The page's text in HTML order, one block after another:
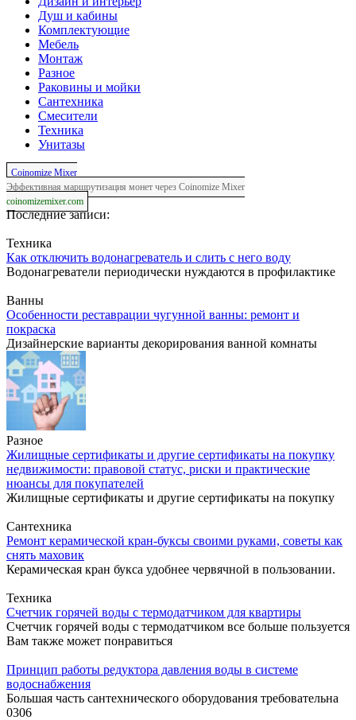
Душ и кабины
Комплектующие
Мебель
Монтаж
Разное
Раковины и мойки
Сантехника
Смесители
Техника
Унитазы
Coinomize Mixer
Эффективная маршрутизация монет через Coinomize Mixer
coinomizemixer.com
Последние записи:
Техника
Как отключить водонагреватель и слить с него воду
Водонагреватели периодически нуждаются в профилактике
Ванны
Особенности реставрации чугунной ванны: ремонт и
покраска
Дизайнерские варианты декорирования ванной комнаты
Разное
Жилищные сертификаты и другие сертификаты на покупку
недвижимости: правовой статус, риски и практические
нюансы для покупателей
Жилищные сертификаты и другие сертификаты на покупку
Сантехника
Ремонт керамической кран-буксы своими руками, советы как
снять маховик
Керамическая кран букса удобнее червячной в пользовании.
Техника
Cчетчик горячей воды с термодатчиком для квартиры
Счетчик горячей воды с термодатчиком все больше пользуется
Вам также может понравиться
Принцип работы редуктора давления воды в системе
водоснабжения
Большая часть сантехнического оборудования требовательна
0306